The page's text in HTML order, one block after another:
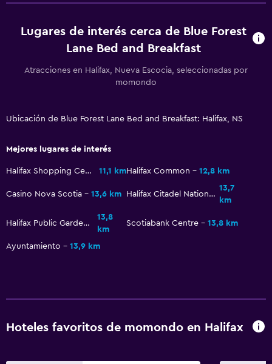
Lugares de interés cerca de Blue Forest
Lane Bed and Breakfast
Atracciones en Halifax, Nueva Escocia, seleccionadas por
momondo
Ubicación de Blue Forest Lane Bed and Breakfast: Halifax, NS
Mejores lugares de interés
Halifax Shopping Centre 11,1 kmHalifax Common 12,8 km
Casino Nova Scotia 13,6 km Halifax Citadel National Historic Site
13,7
km
Halifax Public Gardens
13,8
km
Scotiabank Centre 13,8 km
Ayuntamiento 13,9 km
Hoteles favoritos de momondo en Halifax